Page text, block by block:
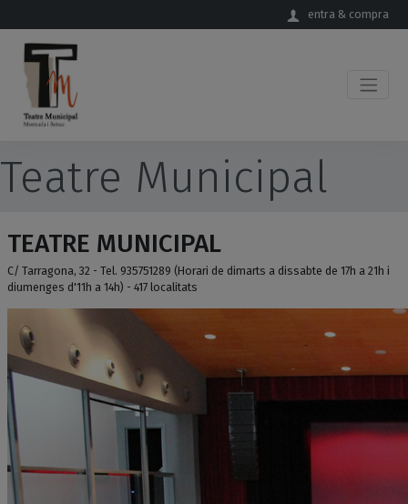
entra & compra
Teatre Municipal
TEATRE MUNICIPAL
C/ Tarragona, 32 - Tel. 935751289 (Horari de dimarts a dissabte de 17h a 21h i
diumenges d'11h a 14h) - 417 localitats